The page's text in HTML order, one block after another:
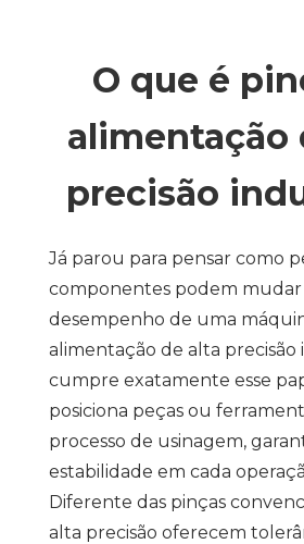
O que é
alimentação
precisão
Já parou para pensar como
componentes podem
desempenho de uma
alimentação de alta precisão
cumpre exatamente esse
posiciona peças ou
processo de usinagem,
estabilidade em cada
Diferente das pinças
alta precisão oferecem